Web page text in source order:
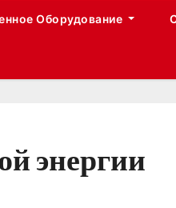
Оборудование
энергии